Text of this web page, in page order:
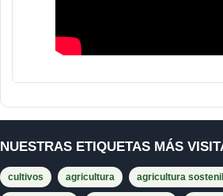
NUESTRAS ETIQUETAS MÁS
cultivos agricultura agricultura